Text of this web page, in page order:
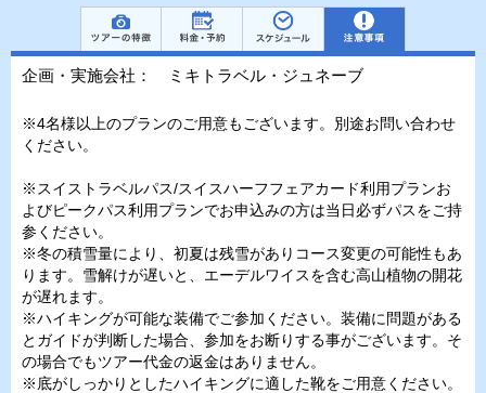
企画・実施会社： ミキトラベル・ジュネーブ
※4名様以上のプランのご用意もございます。別途お問い合わせ
ください。
※スイストラベルパス/スイスハーフフェアカード利用プランお
よびピークパス利用プランでお申込みの方は当日必ずパスをご持
参ください。
※冬の積雪量により、初夏は残雪がありコース変更の可能性もあ
ります。雪解けが遅いと、エーデルワイスを含む高山植物の開花
が遅れます。
※ハイキングが可能な装備でご参加ください。装備に問題がある
とガイドが判断した場合、参加をお断りする事がございます。そ
の場合でもツアー代金の返金はありません。
※底がしっかりとしたハイキングに適した靴をご用意ください。